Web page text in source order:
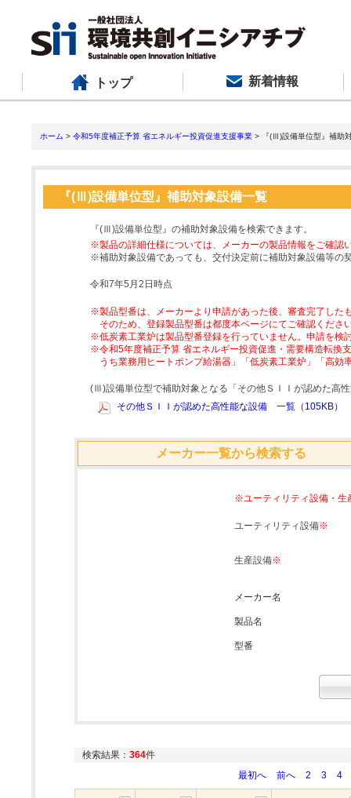
トップ 新着情報
ホーム > 令和5年度補正予算 省エネルギー投資促進支援事業 > 『(Ⅲ)設備単位型』補助
『(Ⅲ)設備単位型』補助対象設備一覧
『(Ⅲ)設備単位型』の補助対象設備を検索できます。
※製品の詳細仕様については、メーカーの製品情報をご確認
※補助対象設備であっても、交付決定前に補助対象設備等の
令和7年5月2日時点
※製品型番は、メーカーより申請があった後、審査完了した
そのため、登録製品型番は都度本ページにてご確認くださ
※低炭素工業炉は製品型番登録を行っていません。申請を検
※令和5年度補正予算 省エネルギー投資促進・需要構造転換
うち業務用ヒートポンプ給湯器」「低炭素工業炉」「高
(Ⅲ)設備単位型で補助対象となる「その他ＳＩＩが認めた高
その他ＳＩＩが認めた高性能な設備 一覧（105KB）
メーカー一覧から検索する
※ユーティリティ設備・生
ユーティリティ設備※
生産設備※
メーカー名
製品名
型番
検索結果： 364件
最初へ
前へ 2 3 4